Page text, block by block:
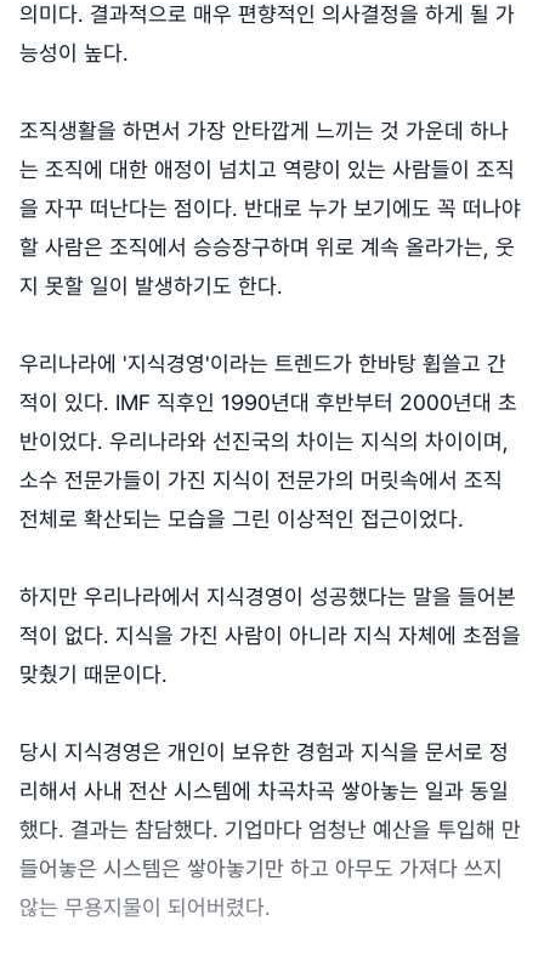
의미다. 결과적으로 매우 편향적인 의사결정을 하게 될 가
능성이 높다.
조직생활을 하면서 가장 안타깝게 느끼는 것 가운데 하나
는 조직에 대한 애정이 넘치고 역량이 있는 사람들이 조직
을 자꾸 떠난다는 점이다. 반대로 누가 보기에도 꼭 떠나야
할 사람은 조직에서 승승장구하며 위로 계속 올라가는, 웃
지 못할 일이 발생하기도 한다.
우리나라에 '지식경영'이라는 트렌드가 한바탕 휩쓸고 간
적이 있다. IMF 직후인 1990년대 후반부터 2000년대 초
반이었다. 우리나라와 선진국의 차이는 지식의 차이이며,
소수 전문가들이 가진 지식이 전문가의 머릿속에서 조직
전체로 확산되는 모습을 그린 이상적인 접근이었다.
하지만 우리나라에서 지식경영이 성공했다는 말을 들어본
적이 없다. 지식을 가진 사람이 아니라 지식 자체에 초점을
맞췄기 때문이다.
당시 지식경영은 개인이 보유한 경험과 지식을 문서로 정
리해서 사내 전산 시스템에 차곡차곡 쌓아놓는 일과 동일
했다. 결과는 참담했다. 기업마다 엄청난 예산을 투입해 만
들어놓은 시스템은 쌓아놓기만 하고 아무도 가져다 쓰지
않는 무용지물이 되어버렸다.